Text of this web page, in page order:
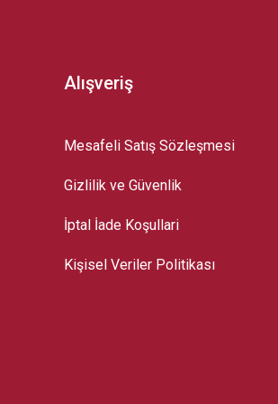
Alışveriş
Mesafeli Satış Sözleşmesi
Gizlilik ve Güvenlik
İptal İade Koşullari
Kişisel Veriler Politikası